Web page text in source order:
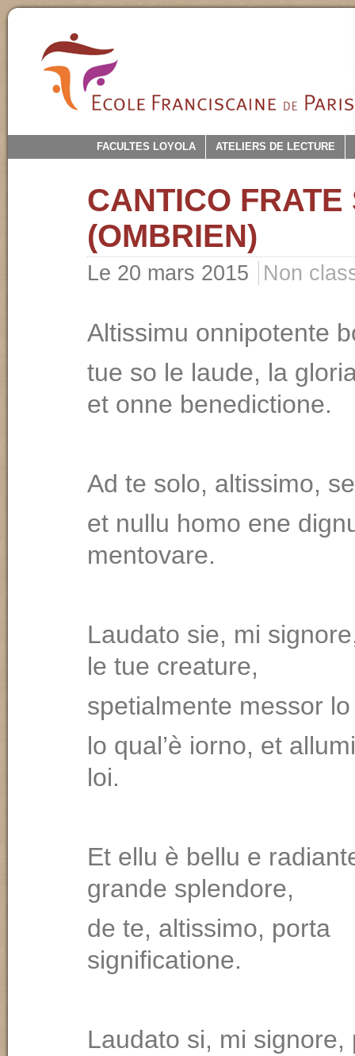
FACULTES LOYOLA ATELIERS DE LECTURE
CANTICO FRATE
(OMBRIEN)
Le 20 mars 2015 Non
Altissimu onnipotente
tue so le laude, la
et onne benedictione.
Ad te solo, altissimo,
et nullu homo ene
mentovare.
Laudato sie, mi
le tue creature,
spetialmente messor
lo qual’è iorno, et
loi.
Et ellu è bellu e
grande splendore,
de te, altissimo, porta
significatione.
Laudato si, mi signore,